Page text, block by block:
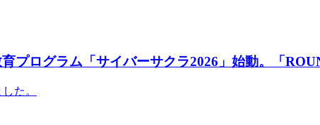
プログラム「サイバーサクラ2026」始動。「
た。